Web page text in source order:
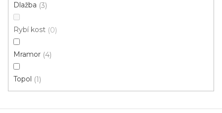
Dlažba 3
Rybí kost 0
Mramor 4
Topol 1
Fix Standard D (lepená)
Doporučujeme